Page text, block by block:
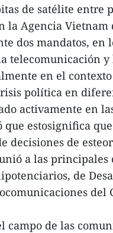
de satélite entre
la Agencia Vietnam
dos mandatos, en
telecomunicación y
en el
política en
activamente en
que estosignifica
decisiones de
a las principales
de
del
campo de las